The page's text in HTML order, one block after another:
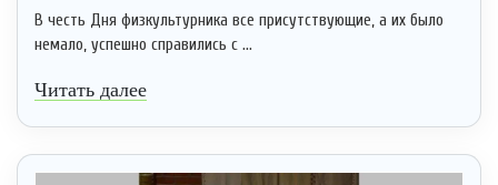
В честь Дня физкультурника все присутствующие, а их было
немало, успешно справились с ...
Читать далее